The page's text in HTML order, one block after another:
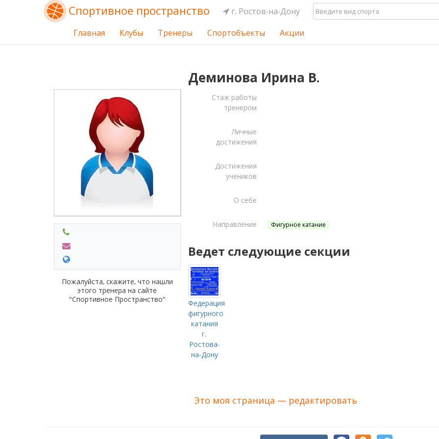
Спортивное пространство г. Ростов-на-Дону
Главная Клубы Тренеры Спортобъекты Акции
Деминова Ирина В.
Пожалуйста, скажите, что нашли
этого тренера на сайте
"Спортивное Пространство"
Стаж работы
тренером
Личные
достижения
Достижения
учеников
О себе
Направление Фигурное катание
Ведет следующие секции
Федерация
фигурного
катания
г.
Ростова-
на-Дону
Это моя страница — редактировать